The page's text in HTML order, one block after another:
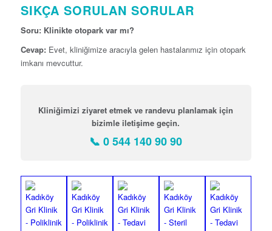
SIKÇA SORULAN SORULAR
Soru: Klinikte otopark var mı?
Cevap:Evet, kliniğimize aracıyla gelen hastalarımız için otopark
imkanı mevcuttur.
Kliniğimizi ziyaret etmek ve randevu planlamak için
bizimle iletişime geçin.
📞 0 544 140 90 90